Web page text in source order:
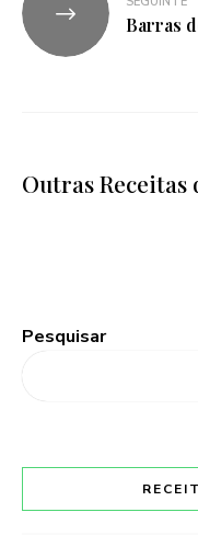
Barras
Outras Receitas
Pesquisar